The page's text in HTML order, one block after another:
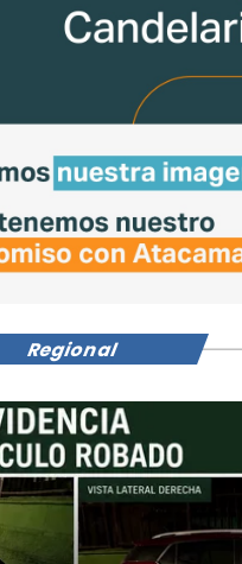
Regional